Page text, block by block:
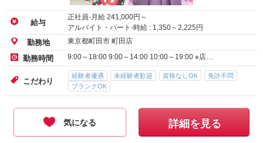
給与
正社員-月給 241,000円～
アルバイト・パート-時給 : 1,350～2,225 円
勤務地 東京都町田市 町田店
勤務時間 9:00～18:00 9:00～14:00 10:00～19:00 ※店…
こだわり
経験者優遇 未経験者歓迎 資格なしOK
免許不問
ブランクOK
気になる 詳細を見る